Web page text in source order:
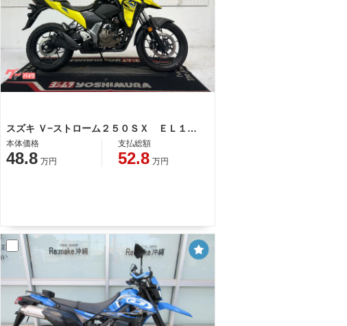
スズキ Ｖ−ストローム２５０ＳＸ ＥＬ１１Ｌ型 ２０２３年モデル リアキャリア ナックルガード エンジンガード ＬＥＤヘッドライト
本体価格
48.8 万円
支払総額
52.8 万円